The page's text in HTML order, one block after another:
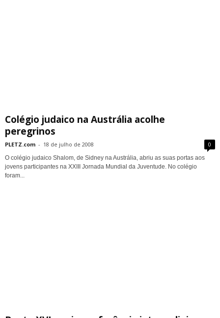
Colégio judaico na Austrália acolhe
peregrinos
PLETZ.com - 18 de julho de 2008 0
O colégio judaico Shalom, de Sidney na Austrália, abriu as suas portas aos
jovens participantes na XXIII Jornada Mundial da Juventude. No colégio
foram...